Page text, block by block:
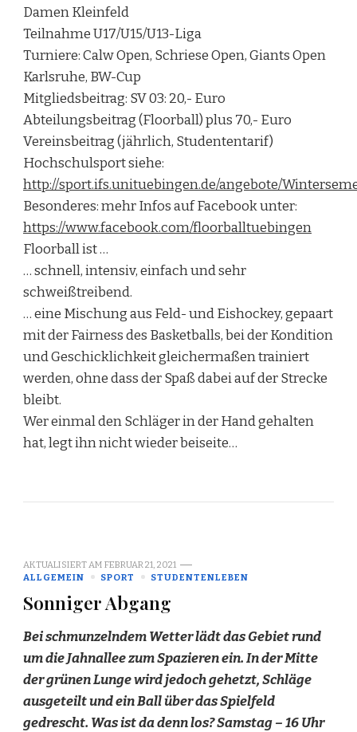
Damen Kleinfeld
Teilnahme U17/U15/U13-Liga
Turniere: Calw Open, Schriese Open, Giants Open
Karlsruhe, BW-Cup
Mitgliedsbeitrag: SV 03: 20,- Euro
Abteilungsbeitrag (Floorball) plus 70,- Euro
Vereinsbeitrag (jährlich, Studententarif)
Hochschulsport siehe:
http://sport.ifs.unituebingen.de/angebote/
Besonderes: mehr Infos auf Facebook unter:
https://www.facebook.com/floorballtuebingen
Floorball ist …
… schnell, intensiv, einfach und sehr
schweißtreibend.
… eine Mischung aus Feld- und Eishockey, gepaart
mit der Fairness des Basketballs, bei der Kondition
und Geschicklichkeit gleichermaßen trainiert
werden, ohne dass der Spaß dabei auf der Strecke
bleibt.
Wer einmal den Schläger in der Hand gehalten
hat, legt ihn nicht wieder beiseite…
AKTUALISIERT AM FEBRUAR 21, 2021
ALLGEMEIN
SPORT STUDENTENLEBEN
Sonniger Abgang
Bei schmunzelndem Wetter lädt das Gebiet rund
um die Jahnallee zum Spazieren ein. In der Mitte
der grünen Lunge wird jedoch gehetzt, Schläge
ausgeteilt und ein Ball über das Spielfeld
gedrescht. Was ist da denn los? Samstag – 16 Uhr